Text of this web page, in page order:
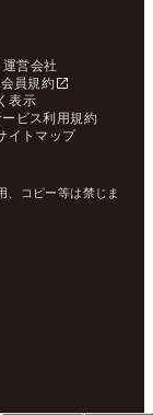
運営会社
会員規約
表示
ビス利用規約
イトマップ
、コピー等は禁じま